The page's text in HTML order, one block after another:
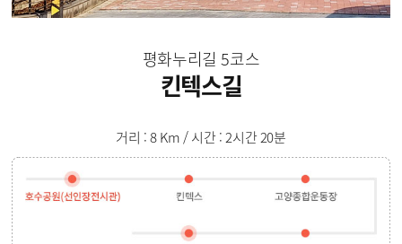
평화누리길 5코스
킨텍스길
거리 : 8 Km / 시간 : 2시간 20분